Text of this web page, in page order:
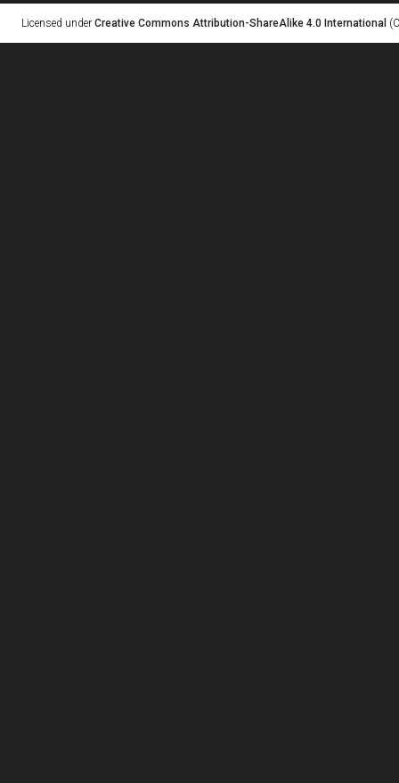
Licensed under Creative Commons Attribution-ShareAlike 4.0 International